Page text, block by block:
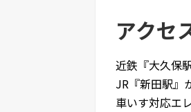
アクセ
近鉄『大久保
JR『新田駅』
車いす対応エ